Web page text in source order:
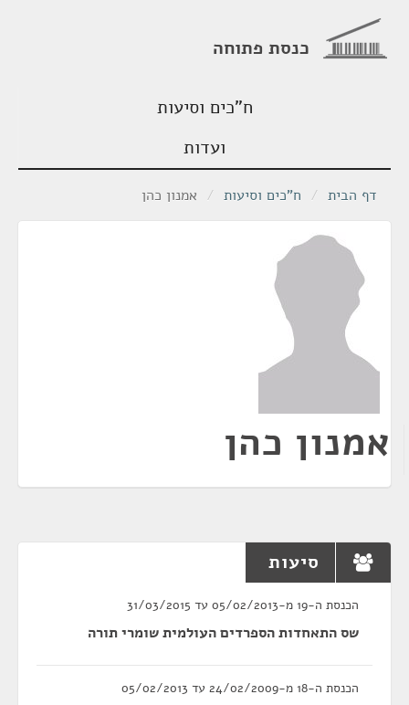
כנסת פתוחה
ח"כים וסיעות
ועדות
דף הבית / ח"כים וסיעות / אמנון כהן
אמנון כהן
סיעות
הכנסת ה-19 מ-05/02/2013 עד 31/03/2015
שס התאחדות הספרדים העולמית שומרי תורה
הכנסת ה-18 מ-24/02/2009 עד 05/02/2013